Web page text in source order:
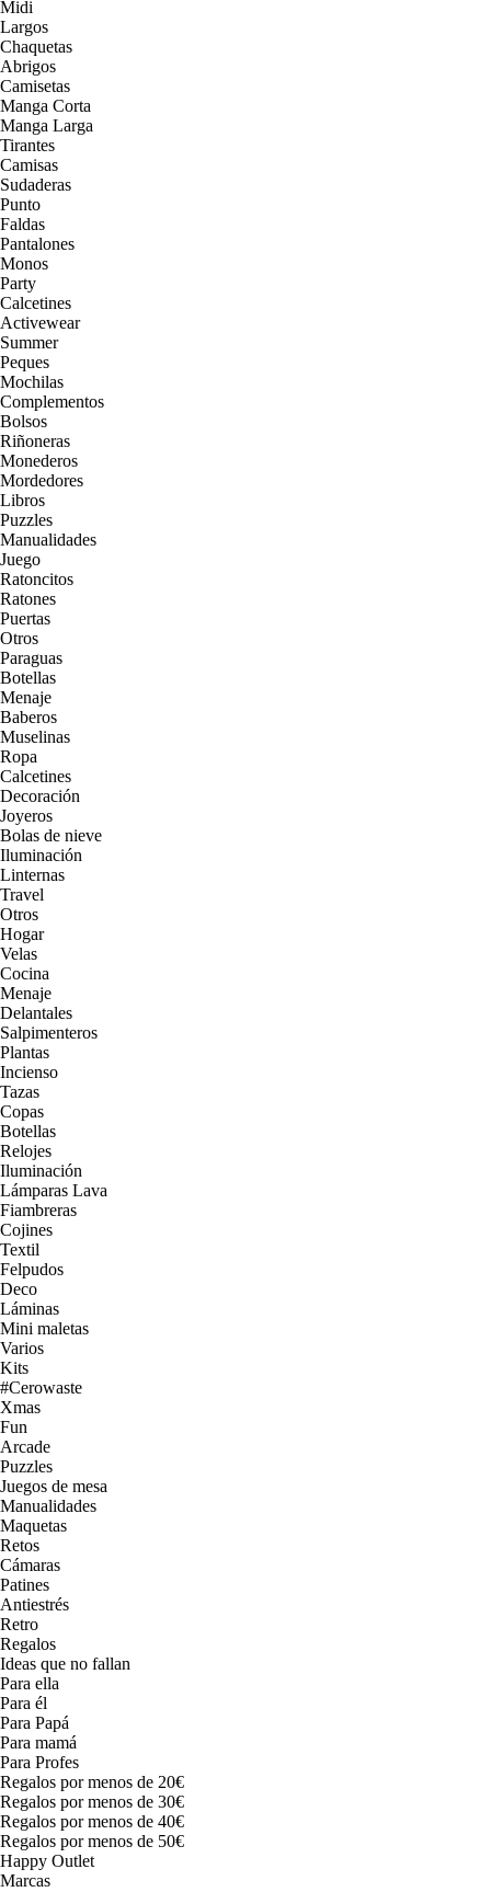
Midi
Largos
Chaquetas
Abrigos
Camisetas
Manga Corta
Manga Larga
Tirantes
Camisas
Sudaderas
Punto
Faldas
Pantalones
Monos
Party
Calcetines
Activewear
Summer
Peques
Mochilas
Complementos
Bolsos
Riñoneras
Monederos
Mordedores
Libros
Puzzles
Manualidades
Juego
Ratoncitos
Ratones
Puertas
Otros
Paraguas
Botellas
Menaje
Baberos
Muselinas
Ropa
Calcetines
Decoración
Joyeros
Bolas de nieve
Iluminación
Linternas
Travel
Otros
Hogar
Velas
Cocina
Menaje
Delantales
Salpimenteros
Plantas
Incienso
Tazas
Copas
Botellas
Relojes
Iluminación
Lámparas Lava
Fiambreras
Cojines
Textil
Felpudos
Deco
Láminas
Mini maletas
Varios
Kits
#Cerowaste
Xmas
Fun
Arcade
Puzzles
Juegos de mesa
Manualidades
Maquetas
Retos
Cámaras
Patines
Antiestrés
Retro
Regalos
Ideas que no fallan
Para ella
Para él
Para Papá
Para mamá
Para Profes
Regalos por menos de 20€
Regalos por menos de 30€
Regalos por menos de 40€
Regalos por menos de 50€
Happy Outlet
Marcas